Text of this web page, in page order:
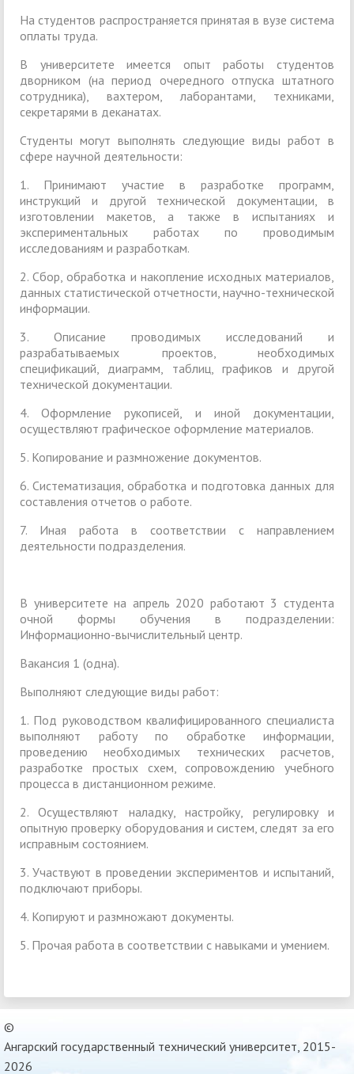
На студентов распространяется принятая в вузе система
оплаты труда.
В университете имеется опыт работы студентов
дворником (на период очередного отпуска штатного
сотрудника), вахтером, лаборантами, техниками,
секретарями в деканатах.
Студенты могут выполнять следующие виды работ в
сфере научной деятельности:
1. Принимают участие в разработке программ,
инструкций и другой технической документации, в
изготовлении макетов, а также в испытаниях и
экспериментальных работах по проводимым
исследованиям и разработкам.
2. Сбор, обработка и накопление исходных материалов,
данных статистической отчетности, научно-технической
информации.
3. Описание проводимых исследований и
разрабатываемых проектов, необходимых
спецификаций, диаграмм, таблиц, графиков и другой
технической документации.
4. Оформление рукописей, и иной документации,
осуществляют графическое оформление материалов.
5. Копирование и размножение документов.
6. Систематизация, обработка и подготовка данных для
составления отчетов о работе.
7. Иная работа в соответствии с направлением
деятельности подразделения.
В университете на апрель 2020 работают 3 студента
очной формы обучения в подразделении:
Информационно-вычислительный центр.
Вакансия 1 (одна).
Выполняют следующие виды работ:
1. Под руководством квалифицированного специалиста
выполняют работу по обработке информации,
проведению необходимых технических расчетов,
разработке простых схем, сопровождению учебного
процесса в дистанционном режиме.
2. Осуществляют наладку, настройку, регулировку и
опытную проверку оборудования и систем, следят за его
исправным состоянием.
3. Участвуют в проведении экспериментов и испытаний,
подключают приборы.
4. Копируют и размножают документы.
5. Прочая работа в соответствии с навыками и умением.
©
Ангарский государственный технический университет, 2015-
2026